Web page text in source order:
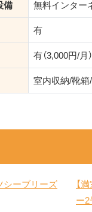
備
無料インター
有
有（3,000円/月）
室内収納/靴
シーブリーズ
【満
ー2